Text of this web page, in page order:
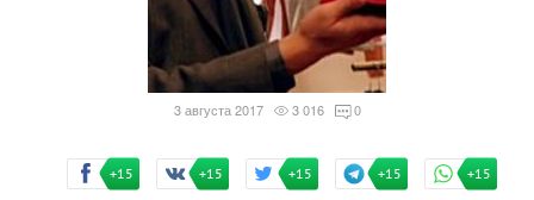
3 августа 2017 3 016 0
+15 +15 +15 +15 +15